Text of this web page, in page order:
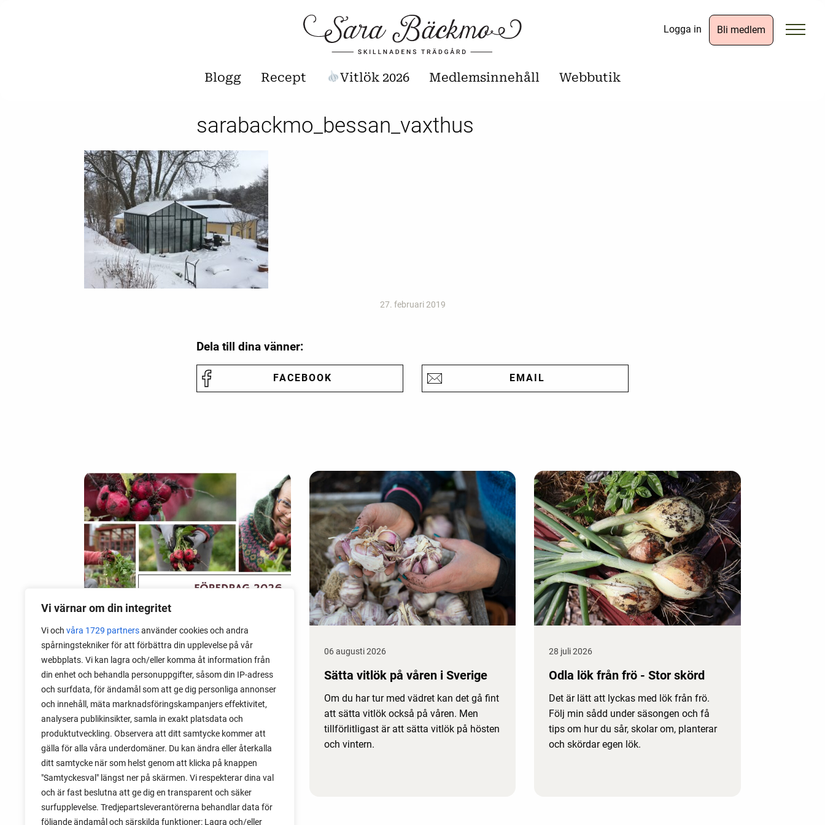
Vi värnar om din integritet
Vi och våra 1729 partnersanvänder cookies och andra
spårningstekniker för att förbättra din upplevelse på vår
webbplats. Vi kan lagra och/eller komma åt information från
din enhet och behandla personuppgifter, såsom din IP-adress
och surfdata, för ändamål som att ge dig personliga annonser
och innehåll, mäta marknadsföringskampanjers effektivitet,
analysera publikinsikter, samla in exakt platsdata och
produktutveckling. Observera att ditt samtycke kommer att
gälla för alla våra underdomäner. Du kan ändra eller återkalla
ditt samtycke när som helst genom att klicka på knappen
"Samtyckesval" längst ner på skärmen. Vi respekterar dina val
och är fast beslutna att ge dig en transparent och säker
surfupplevelse. Tredjepartsleverantörerna behandlar data för
följande ändamål och särskilda funktioner: Lagra och/eller
Logga in Bli medlem
Blogg Recept Vitlök 2026 Medlemsinnehåll Webbutik
sarabackmo_bessan_vaxthus
27. februari 2019
Dela till dina vänner:
FACEBOOK EMAIL
09 augusti 2026
Föredrag 2026: Odla kreativt i
kris
2026 gör jag en mitt föredrag om att
odla kreativt i kris. Ett evenemang om att
använda odling som förberedelse till
olika typer av kriser.
06 augusti 2026
Sätta vitlök på våren i Sverige
Om du har tur med vädret kan det gå fint
att sätta vitlök också på våren. Men
tillförlitligast är att sätta vitlök på hösten
och vintern.
28 juli 2026
Odla lök från frö - Stor skörd
Det är lätt att lyckas med lök från frö.
Följ min sådd under säsongen och få
tips om hur du sår, skolar om, planterar
och skördar egen lök.